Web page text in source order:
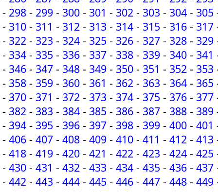
- 298 - 299 - 300 - 301 - 302 - 303 - 304 - 305
- 310 - 311 - 312 - 313 - 314 - 315 - 316 - 317
- 322 - 323 - 324 - 325 - 326 - 327 - 328 - 329
- 334 - 335 - 336 - 337 - 338 - 339 - 340 - 341
- 346 - 347 - 348 - 349 - 350 - 351 - 352 - 353
- 358 - 359 - 360 - 361 - 362 - 363 - 364 - 365
- 370 - 371 - 372 - 373 - 374 - 375 - 376 - 377
- 382 - 383 - 384 - 385 - 386 - 387 - 388 - 389
- 394 - 395 - 396 - 397 - 398 - 399 - 400 - 401
- 406 - 407 - 408 - 409 - 410 - 411 - 412 - 413
- 418 - 419 - 420 - 421 - 422 - 423 - 424 - 425
- 430 - 431 - 432 - 433 - 434 - 435 - 436 - 437
- 442 - 443 - 444 - 445 - 446 - 447 - 448 - 449